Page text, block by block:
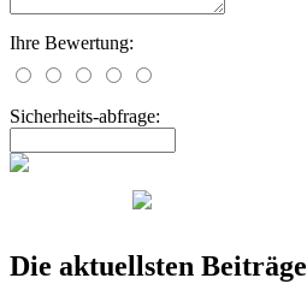
Ihre Bewertung:
Sicherheits-abfrage:
Die aktuellsten Beiträge